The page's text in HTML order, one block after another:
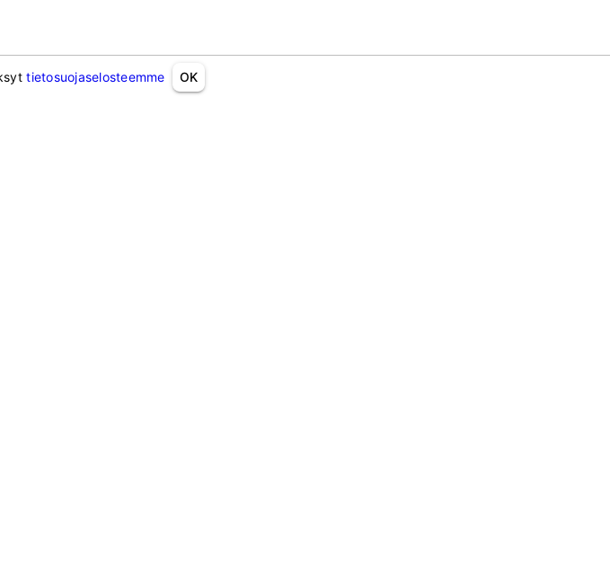
tietosuojaselosteemme OK